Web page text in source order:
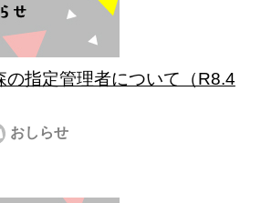
の指定管理者について（R8.4
おしらせ